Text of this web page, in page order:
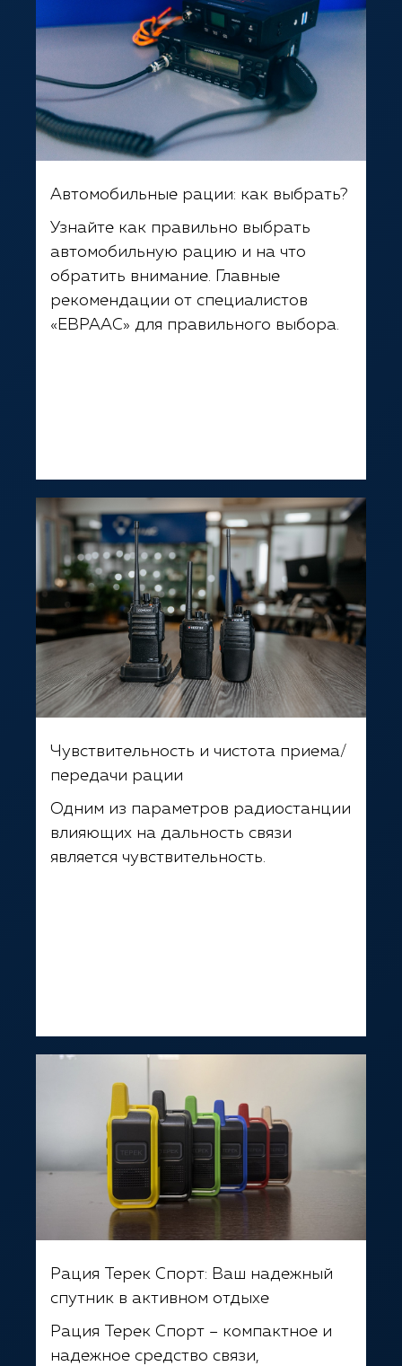
Автомобильные рации: как выбрать?
Узнайте как правильно выбрать
автомобильную рацию и на что
обратить внимание. Главные
рекомендации от специалистов
«ЕВРААС» для правильного выбора.
Чувствительность и чистота приема/
передачи рации
Одним из параметров радиостанции
влияющих на дальность связи
является чувствительность.
Рация Терек Спорт: Ваш надежный
спутник в активном отдыхе
Рация Терек Спорт – компактное и
надежное средство связи,